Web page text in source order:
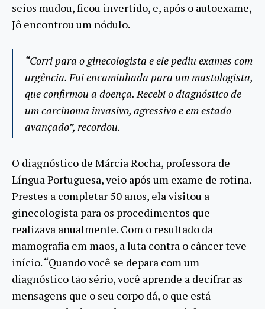
seios mudou, ficou invertido, e, após o autoexame,
Jô encontrou um nódulo.
“Corri para o ginecologista e ele pediu exames com
urgência. Fui encaminhada para um mastologista,
que confirmou a doença. Recebi o diagnóstico de
um carcinoma invasivo, agressivo e em estado
avançado”, recordou.
O diagnóstico de Márcia Rocha, professora de
Língua Portuguesa, veio após um exame de rotina.
Prestes a completar 50 anos, ela visitou a
ginecologista para os procedimentos que
realizava anualmente. Com o resultado da
mamografia em mãos, a luta contra o câncer teve
início. “Quando você se depara com um
diagnóstico tão sério, você aprende a decifrar as
mensagens que o seu corpo dá, o que está